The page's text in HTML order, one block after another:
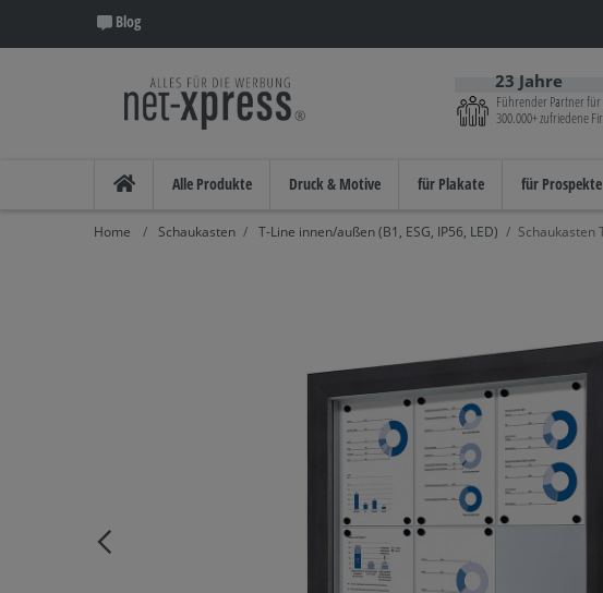
Blog
23 Jahre
Führender Partner für
300.000+ zufriedene
Alle Produkte Druck & Motive für Plakate für Prospekte
Schaukasten T-Line innen/außen (B1, ESG, IP56, LED) Schaukasten